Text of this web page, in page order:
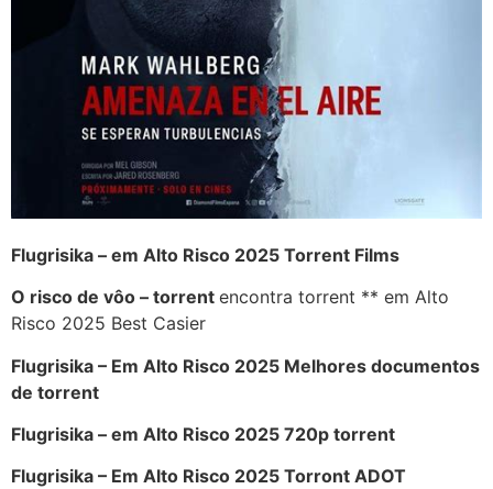
Flugrisika – em Alto Risco 2025 Torrent Films
O risco de vôo – torrent encontra torrent ** em Alto
Risco 2025 Best Casier
Flugrisika – Em Alto Risco 2025 Melhores documentos
de torrent
Flugrisika – em Alto Risco 2025 720p torrent
Flugrisika – Em Alto Risco 2025 Torront ADOT